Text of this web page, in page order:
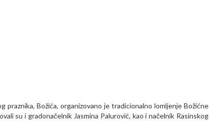
Božića, organizovano je tradicionalno lomljenje Božićne
su i gradonačelnik Jasmina Palurović, kao i načelnik Rasinskog